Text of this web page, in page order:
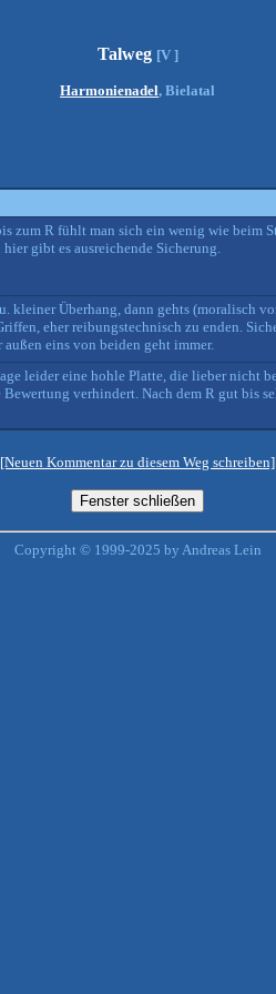
Talweg [V ]
Harmonienadel, Bielatal
zum R fühlt man sich ein wenig wie beim
gibt es ausreichende Sicherung.
kleiner Überhang, dann gehts (moralisch
eher reibungstechnisch zu enden.
eins von beiden geht immer.
leider eine hohle Platte, die lieber nicht
verhindert. Nach dem R gut bis
[Neuen Kommentar zu diesem Weg schreiben]
Copyright © 1999-2025 by Andreas Lein